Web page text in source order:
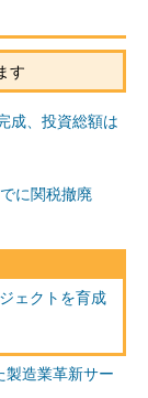
す
成、投資総額は
に関税撤廃
ェクトを育成
製造業革新サー